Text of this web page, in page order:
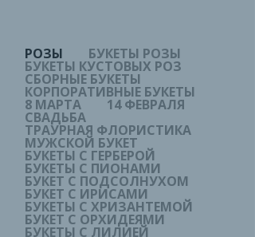
РОЗЫ БУКЕТЫ РОЗЫ
БУКЕТЫ КУСТОВЫХ РОЗ
СБОРНЫЕ БУКЕТЫ
КОРПОРАТИВНЫЕ БУКЕТЫ
8 МАРТА 14 ФЕВРАЛЯ
СВАДЬБА
ТРАУРНАЯ ФЛОРИСТИКА
МУЖСКОЙ БУКЕТ
БУКЕТЫ С ГЕРБЕРОЙ
БУКЕТЫ С ПИОНАМИ
БУКЕТ С ПОДСОЛНУХОМ
БУКЕТ С ИРИСАМИ
БУКЕТЫ С ХРИЗАНТЕМОЙ
БУКЕТ С ОРХИДЕЯМИ
БУКЕТЫ С ЛИЛИЕЙ